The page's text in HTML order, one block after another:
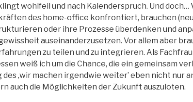
wohlfeil und nach Kalenderspruch. Und doch…
des home-office konfrontiert, brauchen
oder ihre Prozesse überdenken und
auseinanderzusetzen. Vor allem aber
zu teilen und zu integrieren. Als
weiß ich um die Chance, die ein gemeinsam
‚wir machen irgendwie weiter’ eben nicht nur
auch die Möglichkeiten der Zukunft auszuloten.